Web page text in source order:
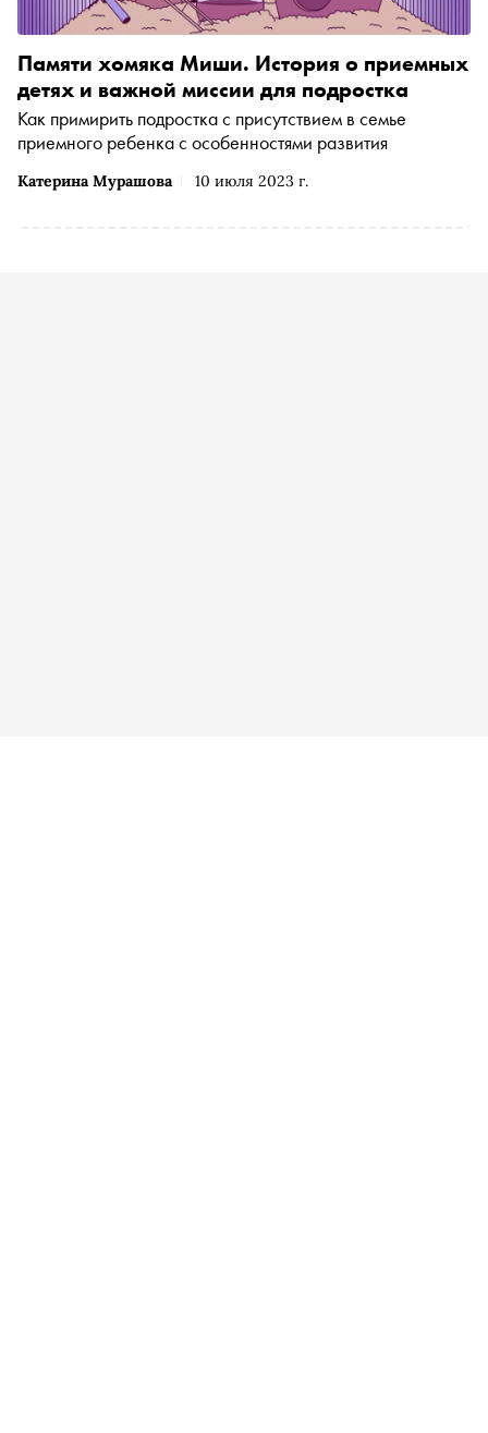
Катерина Мурашова 10 июля 2023 г.
Памяти хомяка Миши. История о приемных
детях и важной миссии для подростка
Как примирить подростка с присутствием в семье
приемного ребенка с особенностями развития